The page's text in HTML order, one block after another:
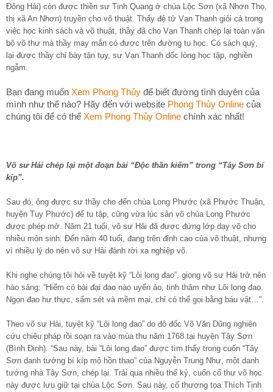
Đông Hải) còn được thiền sư Tịnh Quang ở chùa Lộc Sơn (xã Nhơn Thọ,
thị xã An Nhơn) truyền cho võ thuật. Thấy đệ tử Vạn Thanh giỏi cả trong
việc học kinh sách và võ thuật, thầy đã cho Vạn Thanh chép lại toàn văn
bộ võ thư mà thầy may mắn có được trên đường tu học. Có sách quý,
lại được thầy chỉ bày tận tụy, sư Vạn Thanh dốc lòng học tập, nghiền
ngẫm.
Bạn đang muốn Xem Phong Thủy để biết đường tình duyên của
mình như thế nào? Hãy đến với website Phong Thủy Online của
chúng tôi để có thể Xem Phong Thủy Online chính xác nhất!
Võ sư Hải chép lại một đoạn bài “Độc thần kiếm” trong “Tây Sơn bí
kíp”.
Sau đó, ông được sư thầy cho đến chùa Long Phước (xã Phước Thuận,
huyện Tuy Phước) để tu tập, cũng vừa lúc sân võ chùa Long Phước
được phép mở. Năm 21 tuổi, võ sư Hải đã được đứng lớp dạy võ cho
nhiều môn sinh. Đến năm 40 tuổi, đang trên đỉnh cao của võ thuật, nhưng
vì nhiều lý do nên võ sư Hải đành rời xa nghiệp võ.
Khi nghe chúng tôi hỏi về tuyệt kỹ “Lôi long đao”, giọng võ sư Hải trở nên
hào sảng: “Hiếm có bài đại đao nào uyển ảo, tinh thâm như Lôi long đao.
Ngọn đao hư thực, sấm sét và mềm mại, chỉ có thể gọi bằng báu vật…”.
Theo võ sư Hải, tuyệt kỹ “Lôi long đao” do đô đốc Võ Văn Dũng nghiên
cứu chiêu pháp rồi soạn ra vào mùa thu năm 1768 tại huyện Tây Sơn
(Bình Định). “Sau này, bài “Lôi long đao” được tìm thấy trong cuốn “Tây
Sơn danh tướng bí kíp mộ hồn thao” của Nguyễn Trung Như, một danh
tướng nhà Tây Sơn, chép lại. Trải qua nhiều thế kỷ, cuốn cổ thư võ học
này được lưu giữ tại chùa Lộc Sơn. Sau này, cố thượng tọa Thích Tịnh